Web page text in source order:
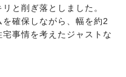
と削ぎ落としました。
確保しながら、幅を約2
事情を考えたジャストな